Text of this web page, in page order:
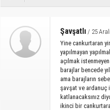
Şavşatlı / 25
Yine cankurtaran
yapılmayan
açılmak
barajlar bencede
ama barajların
şavşat ve ardanuç
katlanacaksınız
ikinci bir